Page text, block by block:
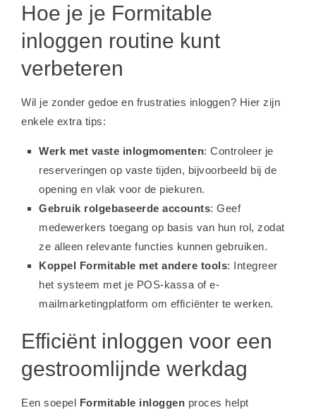
Hoe je je Formitable
inloggen routine kunt
verbeteren
Wil je zonder gedoe en frustraties inloggen? Hier zijn
enkele extra tips:
Werk met vaste inlogmomenten: Controleer je
reserveringen op vaste tijden, bijvoorbeeld bij de
opening en vlak voor de piekuren.
Gebruik rolgebaseerde accounts: Geef
medewerkers toegang op basis van hun rol, zodat
ze alleen relevante functies kunnen gebruiken.
Koppel Formitable met andere tools: Integreer
het systeem met je POS-kassa of e-
mailmarketingplatform om efficiënter te werken.
Efficiënt inloggen voor een
gestroomlijnde werkdag
Een soepel Formitable inloggen proces helpt